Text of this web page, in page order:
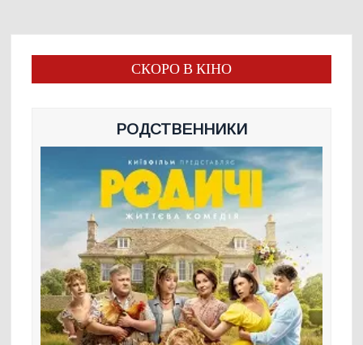
СКОРО В КІНО
РОДСТВЕННИКИ